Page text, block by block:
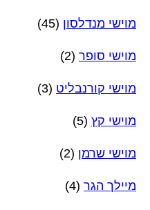
מוישי מנדלסון (45)
מוישי סופר (2)
מוישי קורנבליט (3)
מוישי קץ (5)
מוישי שרמן (2)
מיילך הגר (4)